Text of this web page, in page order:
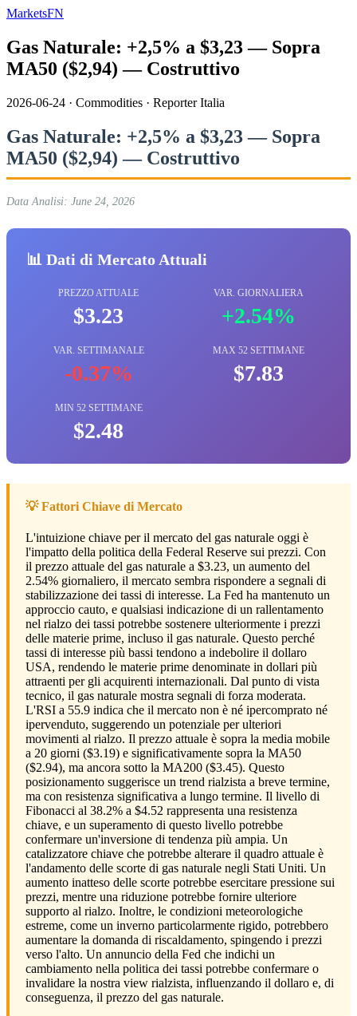
MarketsFN
Gas Naturale: +2,5% a $3,23 — Sopra
MA50 ($2,94) — Costruttivo
2026-06-24 · Commodities · Reporter Italia
Gas Naturale: +2,5% a $3,23 — Sopra
MA50 ($2,94) — Costruttivo
Data Analisi: June 24, 2026
📊 Dati di Mercato Attuali
PREZZO ATTUALE
$3.23
VAR. GIORNALIERA
+2.54%
VAR. SETTIMANALE
-0.37%
MAX 52 SETTIMANE
$7.83
MIN 52 SETTIMANE
$2.48
💡 Fattori Chiave di Mercato
L'intuizione chiave per il mercato del gas naturale oggi è
l'impatto della politica della Federal Reserve sui prezzi. Con
il prezzo attuale del gas naturale a $3.23, un aumento del
2.54% giornaliero, il mercato sembra rispondere a segnali di
stabilizzazione dei tassi di interesse. La Fed ha mantenuto un
approccio cauto, e qualsiasi indicazione di un rallentamento
nel rialzo dei tassi potrebbe sostenere ulteriormente i prezzi
delle materie prime, incluso il gas naturale. Questo perché
tassi di interesse più bassi tendono a indebolire il dollaro
USA, rendendo le materie prime denominate in dollari più
attraenti per gli acquirenti internazionali. Dal punto di vista
tecnico, il gas naturale mostra segnali di forza moderata.
L'RSI a 55.9 indica che il mercato non è né ipercomprato né
ipervenduto, suggerendo un potenziale per ulteriori
movimenti al rialzo. Il prezzo attuale è sopra la media mobile
a 20 giorni ($3.19) e significativamente sopra la MA50
($2.94), ma ancora sotto la MA200 ($3.45). Questo
posizionamento suggerisce un trend rialzista a breve termine,
ma con resistenza significativa a lungo termine. Il livello di
Fibonacci al 38.2% a $4.52 rappresenta una resistenza
chiave, e un superamento di questo livello potrebbe
confermare un'inversione di tendenza più ampia. Un
catalizzatore chiave che potrebbe alterare il quadro attuale è
l'andamento delle scorte di gas naturale negli Stati Uniti. Un
aumento inatteso delle scorte potrebbe esercitare pressione sui
prezzi, mentre una riduzione potrebbe fornire ulteriore
supporto al rialzo. Inoltre, le condizioni meteorologiche
estreme, come un inverno particolarmente rigido, potrebbero
aumentare la domanda di riscaldamento, spingendo i prezzi
verso l'alto. Un annuncio della Fed che indichi un
cambiamento nella politica dei tassi potrebbe confermare o
invalidare la nostra view rialzista, influenzando il dollaro e, di
conseguenza, il prezzo del gas naturale.